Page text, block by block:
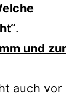
.
und zur
auch vor